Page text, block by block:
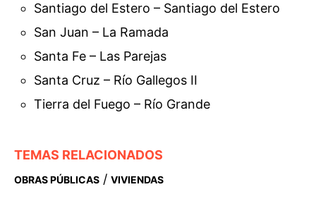
Santiago del Estero – Santiago del Estero
San Juan – La Ramada
Santa Fe – Las Parejas
Santa Cruz – Río Gallegos II
Tierra del Fuego – Río Grande
TEMAS RELACIONADOS
OBRAS PÚBLICAS / VIVIENDAS